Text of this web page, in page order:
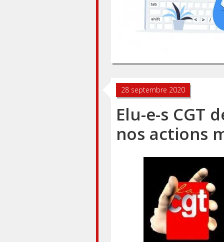
28 septembre 2020
Elu-e-s CGT
nos actions